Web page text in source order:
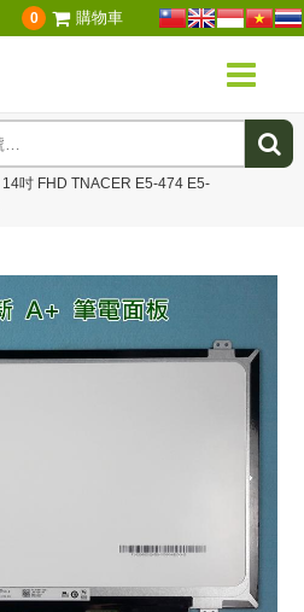
0 購物車
14吋 FHD TNACER E5-474 E5-